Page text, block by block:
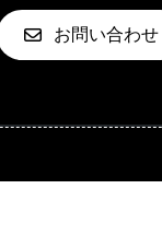
お問い合わせ